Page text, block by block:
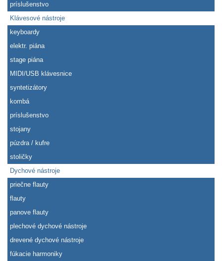
príslušenstvo
Klávesové nástroje
keyboardy
elektr. piána
stage piána
MIDI/USB klávesnice
syntetizátory
kombá
príslušenstvo
stojany
púzdra / kufre
stoličky
Dychové nástroje
priečne flauty
flauty
panove flauty
plechové dychové nástroje
drevené dychové nástroje
fúkacie harmoniky